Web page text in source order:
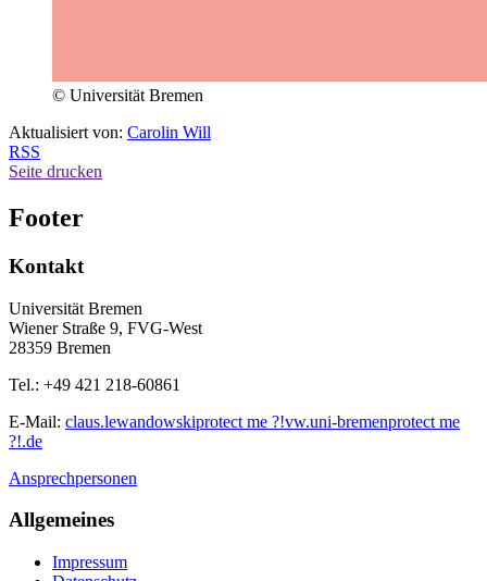
© Universität Bremen
Aktualisiert von: Carolin Will
RSS
Seite drucken
Footer
Kontakt
Universität Bremen
Wiener Straße 9, FVG-West
28359 Bremen
Tel.: +49 421 218-60861
E-Mail: claus.lewandowskiprotect me ?!vw.uni-bremenprotect me
?!.de
Ansprechpersonen
Allgemeines
Impressum